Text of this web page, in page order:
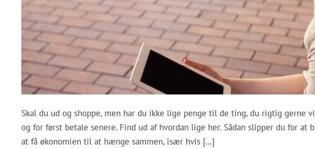
Skal du ud og shoppe, men har du ikke lige penge til de ting, du rigtig gerne
og for først betale senere. Find ud af hvordan lige her. Sådan slipper du for
at få økonomien til at hænge sammen, især hvis […]